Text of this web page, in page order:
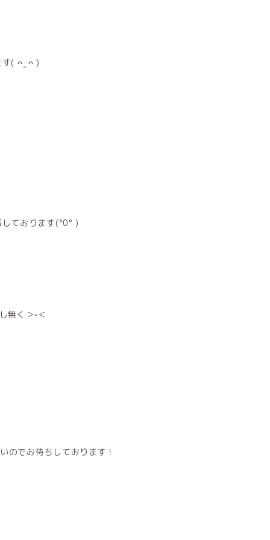
す( ᴖ ̫ ᴖ )
ております(°0° )
無く＞ᵕ＜
のでお待ちしております！